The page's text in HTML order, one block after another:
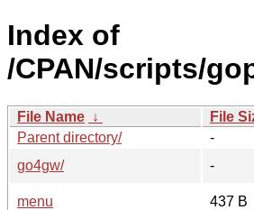
Index of
/CPAN/scripts/
File Name ↓ File
Parent directory/
-
go4gw/
-
menu
437 B